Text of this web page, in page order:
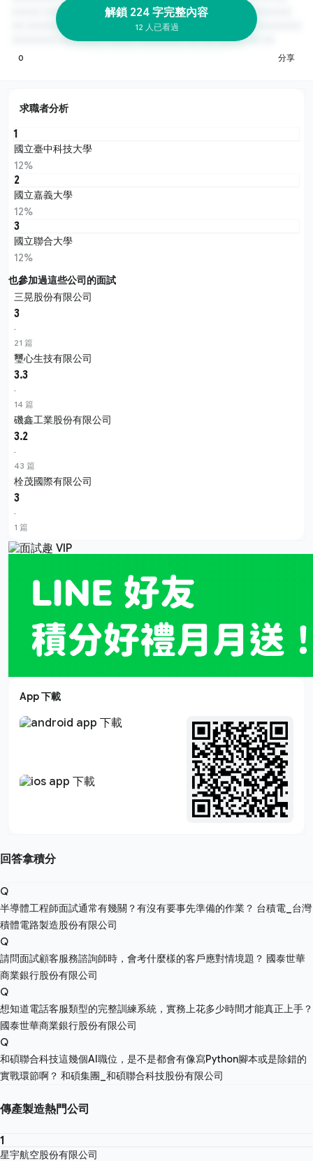
解鎖 224 字完整內容
12 人已看過
0 分享
求職者分析
1
國立臺中科技大學
12%
2
國立嘉義大學
12%
3
國立聯合大學
12%
也參加過這些公司的面試
三晃股份有限公司
3
·
21 篇
璽心生技有限公司
3.3
·
14 篇
磯鑫工業股份有限公司
3.2
·
43 篇
栓茂國際有限公司
3
·
1 篇
App 下載
回答拿積分
Q
半導體工程師面試通常有幾關？有沒有要事先準備的作業？ 台積電_台灣
積體電路製造股份有限公司
Q
請問面試顧客服務諮詢師時，會考什麼樣的客戶應對情境題？ 國泰世華
商業銀行股份有限公司
Q
想知道電話客服類型的完整訓練系統，實務上花多少時間才能真正上手？
國泰世華商業銀行股份有限公司
Q
和碩聯合科技這幾個AI職位，是不是都會有像寫Python腳本或是除錯的
實戰環節啊？ 和碩集團_和碩聯合科技股份有限公司
傳產製造熱門公司
1
星宇航空股份有限公司